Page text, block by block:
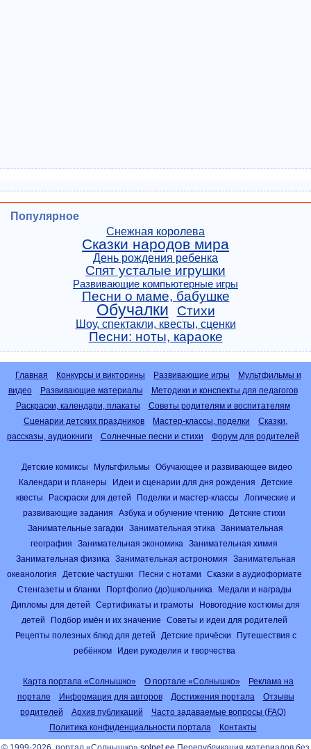
Популярное
Снежная королева
Сказки народов мира
День рождения ребенка
Спят усталые игрушки
Развивающие компьютерные игры
Песни о маме, бабушке
Обучалки Стихи
Шоу, спектакли, квесты, сценки
Песни: ноты, караоке
Главная Конкурсы и викторины Развивающие игры
Мультфильмы и
видео
Развивающие материалы
Методики и конспекты для педагогов
Раскраски, календари, плакаты
Советы родителям и воспитателям
Сценарии детских праздников
Мастер-классы, поделки
Сказки,
рассказы, аудиокниги
Солнечные песни и стихи Форум для родителей
Детские комиксы Мультфильмы
Обучающее и развивающее видео
Календари и планеры
Идеи и сценарии для дня рождения
Детские
квесты
Раскраски для детей Поделки и мастер-классы
Логические и
развивающие задания
Азбука и обучение чтению
Детские стихи
Занимательные загадки
Занимательная этика
Занимательная
география
Занимательная экономика
Занимательная химия
Занимательная физика
Занимательная астрономия
Занимательная
океанология
Детские частушки Песни с нотами
Сказки в аудиоформате
Стенгазеты и бланки
Портфолио (до)школьника
Медали и награды
Дипломы для детей
Сертификаты и грамоты
Новогодние костюмы для
детей
Подбор имён и их значение
Советы и идеи для родителей
Рецепты полезных блюд для детей
Детские причёски
Путешествия с
ребёнком
Идеи рукоделия и творчества
Карта портала «Солнышко» О портале «Солнышко»
Реклама на
портале
Информация для авторов Достижения портала
Отзывы
родителей
Архив публикаций
Часто задаваемые вопросы (FAQ)
Политика конфиденциальности портала
Контакты